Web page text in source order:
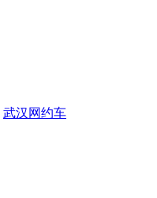
武汉网约车